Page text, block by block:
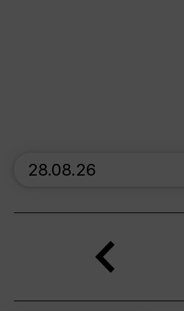
skip_calendar_timeline
Suche